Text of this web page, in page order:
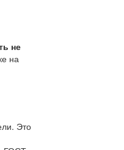
не
на
Это